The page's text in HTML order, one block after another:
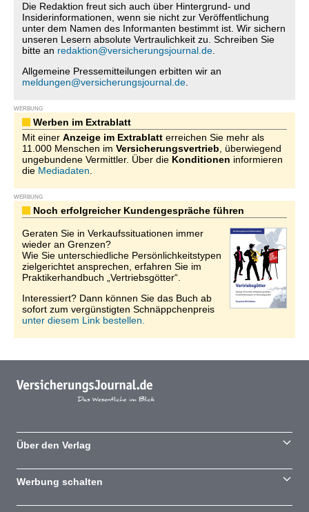
Die Redaktion freut sich auch über Hintergrund- und
Insiderinformationen, wenn sie nicht zur Veröffentlichung
unter dem Namen des Informanten bestimmt ist. Wir sichern
unseren Lesern absolute Vertraulichkeit zu. Schreiben Sie
bitte an redaktion@versicherungsjournal.de
Allgemeine Pressemitteilungen erbitten wir an
meldungen@versicherungsjournal.de
WERBUNG
Werben im Extrablatt
Mit einer Anzeige im Extrablatt erreichen Sie mehr als
11.000 Menschen im Versicherungsvertrieb , überwiegend
ungebundene Vermittler. Über die Konditionen informieren
die Mediadaten
WERBUNG
Noch erfolgreicher Kundengespräche führen
Geraten Sie in Verkaufssituationen immer
wieder an Grenzen?
Wie Sie unterschiedliche Persönlichkeitstypen
zielgerichtet ansprechen, erfahren Sie im
Praktikerhandbuch „Vertriebsgötter“.
Interessiert? Dann können Sie das Buch ab
sofort zum vergünstigten Schnäppchenpreis
unter diesem Link bestellen.
Über den Verlag
Werbung schalten